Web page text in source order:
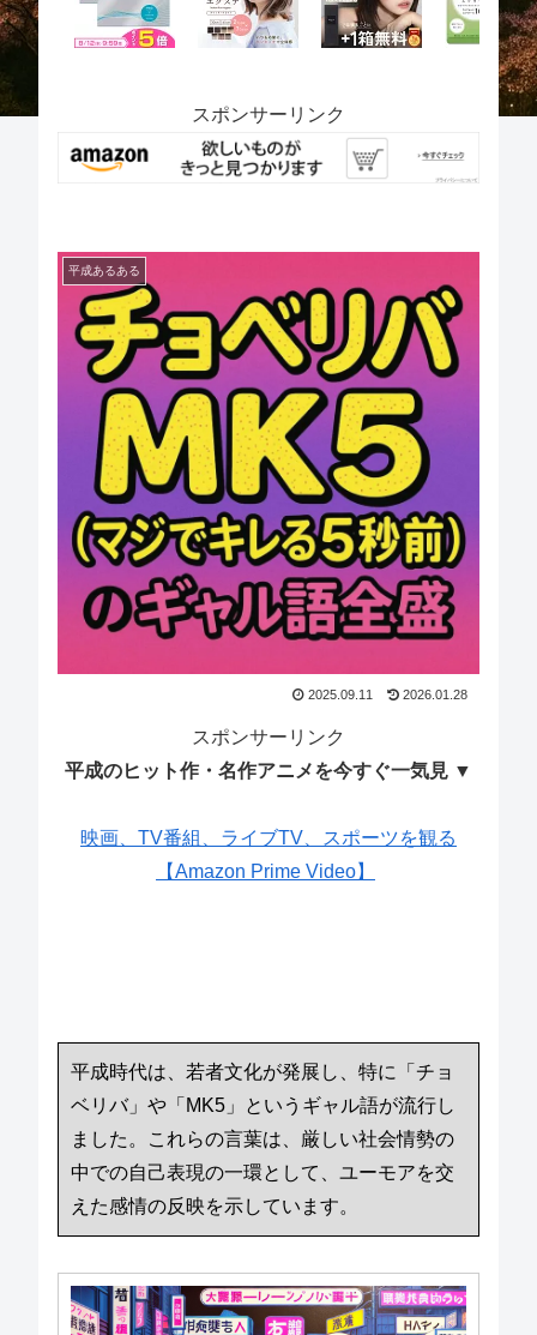
スポンサーリンク
平成あるある
2025.09.11 2026.01.28
スポンサーリンク
平成のヒット作・名作アニメを今すぐ一気見 ▼
映画、TV番組、ライブTV、スポーツを観る
【Amazon Prime Video】
平成時代は、若者文化が発展し、特に「チョ
ベリバ」や「MK5」というギャル語が流行し
ました。これらの言葉は、厳しい社会情勢の
中での自己表現の一環として、ユーモアを交
えた感情の反映を示しています。